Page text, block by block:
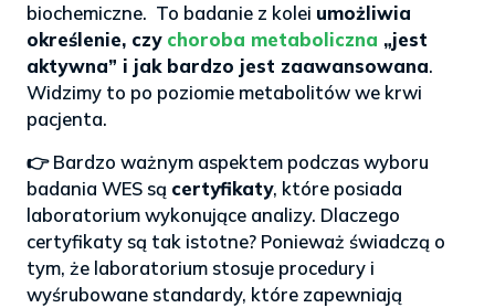
biochemiczne. To badanie z kolei umożliwia
określenie, czy choroba metaboliczna „jest
aktywna” i jak bardzo jest zaawansowana.
Widzimy to po poziomie metabolitów we krwi
pacjenta.
👉 Bardzo ważnym aspektem podczas wyboru
badania WES są certyfikaty, które posiada
laboratorium wykonujące analizy. Dlaczego
certyfikaty są tak istotne? Ponieważ świadczą o
tym, że laboratorium stosuje procedury i
wyśrubowane standardy, które zapewniają